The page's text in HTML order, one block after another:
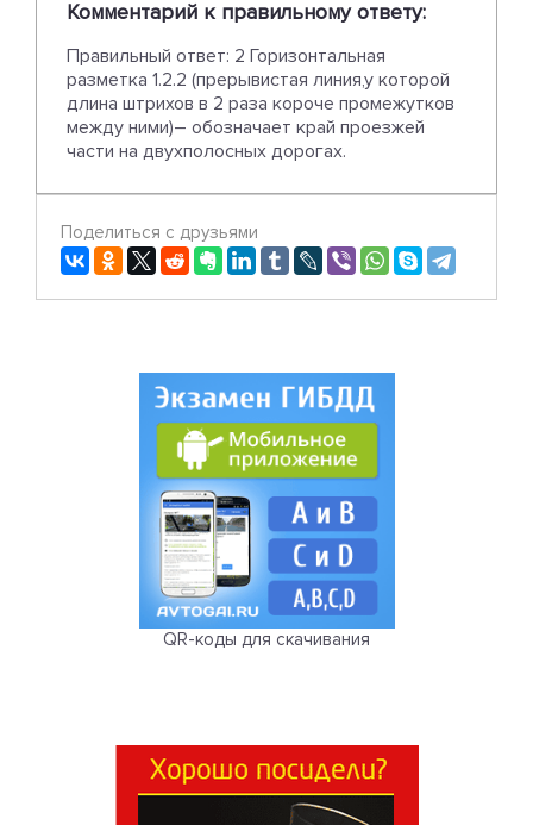
Комментарий к правильному ответу:
Правильный ответ: 2 Горизонтальная
разметка 1.2.2 (прерывистая линия,у которой
длина штрихов в 2 раза короче промежутков
между ними)– обозначает край проезжей
части на двухполосных дорогах.
Поделиться с друзьями
QR-коды для скачивания